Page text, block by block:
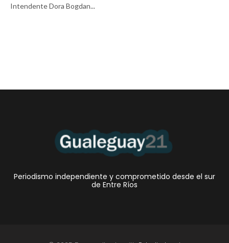
Intendente Dora Bogdan...
Periodismo independiente y comprometido desde el sur
de Entre Ríos